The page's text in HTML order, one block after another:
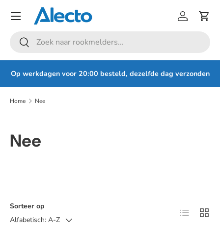
Ga naar inhoud
Zoeken
Zoeken
Inloggen
Menu
Op werkdagen voor 20:00 besteld, dezelfde dag verzonden
Home Nee
Nee
Sorteer op
Alfabetisch: A-Z
Lijst